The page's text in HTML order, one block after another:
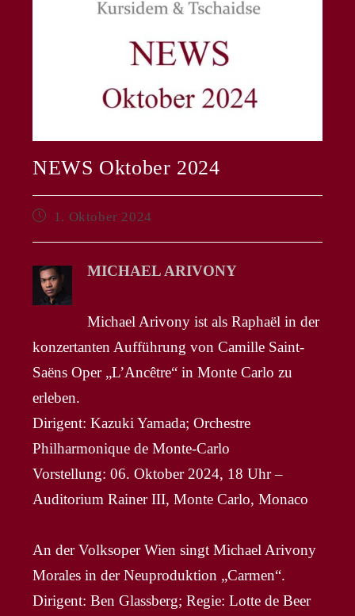
NEWS Oktober 2024
Beitrag1. Oktober 2024
MICHAEL ARIVONY
Michael Arivony ist als Raphaël in der
konzertanten Aufführung von Camille Saint-
Saëns Oper „L’Ancêtre“ in Monte Carlo zu
erleben.
Dirigent: Kazuki Yamada; Orchestre
Philharmonique de Monte-Carlo
Vorstellung: 06. Oktober 2024, 18 Uhr –
Auditorium Rainer III, Monte Carlo, Monaco
An der Volksoper Wien singt Michael Arivony
Morales in der Neuproduktion „Carmen“.
Dirigent: Ben Glassberg; Regie: Lotte de Beer